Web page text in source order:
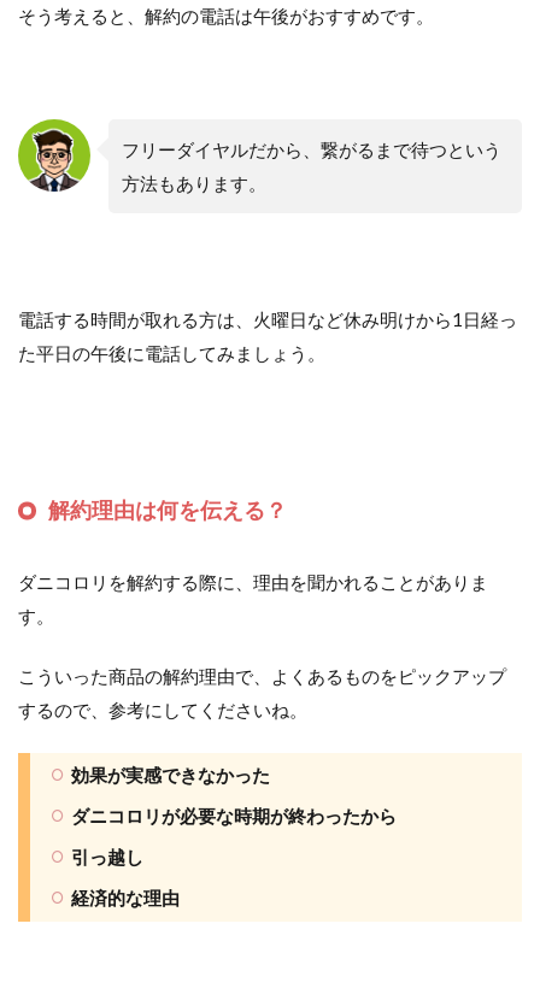
そう考えると、解約の電話は午後がおすすめです。
フリーダイヤルだから、繋がるまで待つという
方法もあります。
電話する時間が取れる方は、火曜日など休み明けから1日経っ
た平日の午後に電話してみましょう。
解約理由は何を伝える？
ダニコロリを解約する際に、理由を聞かれることがありま
す。
こういった商品の解約理由で、よくあるものをピックアップ
するので、参考にしてくださいね。
効果が実感できなかった
ダニコロリが必要な時期が終わったから
引っ越し
経済的な理由